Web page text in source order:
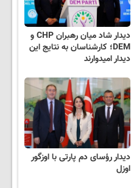
دیدار شاد میان رهبران CHP و
DEM؛ کارشناسان به نتایج این
دیدار امیدوارند
دیدار رؤسای دم پارتی با اوزگور
اوزل